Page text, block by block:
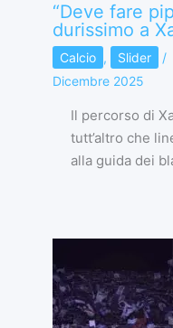
“Deve fare
durissimo a
Calcio , Slider /
Dicembre 2025
Il percorso di
tutt’altro che
alla guida dei